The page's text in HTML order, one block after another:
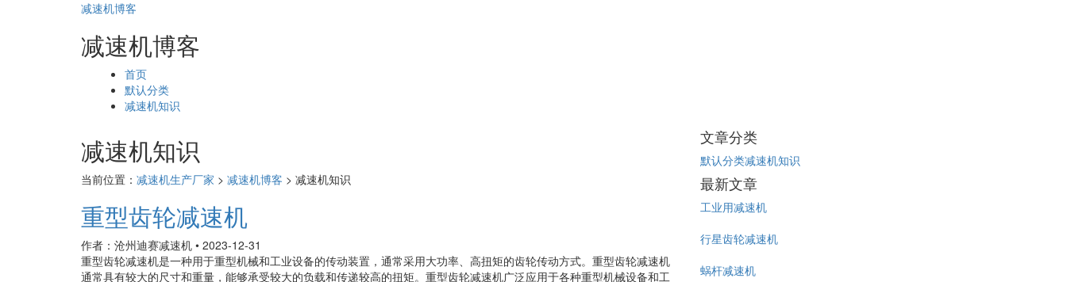
减速机博客
减速机博客
首页
默认分类
减速机知识
减速机知识
当前位置： 减速机生产厂家 > 减速机博客 > 减速机知识
重型齿轮减速机
作者：沧州迪赛减速机 • 2023-12-31
重型齿轮减速机是一种用于重型机械和工业设备的传动装置，通常采用大功率、高扭矩的齿轮传动方式。重型齿轮减速机
通常具有较大的尺寸和重量，能够承受较大的负载和传递较高的扭矩。重型齿轮减速机广泛应用于各种重型机械设备和工
文章分类
默认分类减速机知识
最新文章
工业用减速机
行星齿轮减速机
蜗杆减速机